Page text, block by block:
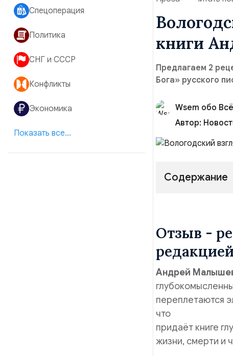
Спецоперация
Политика
СНГ и СССР
Конфликты
Экономика
Показать все...
книги
Предлагаем 2
Бога» русского
Wsem обо
Автор:
Содержание
Отзыв -
Андрей
переплетаются
что
придаёт книге
жизни, смерти и